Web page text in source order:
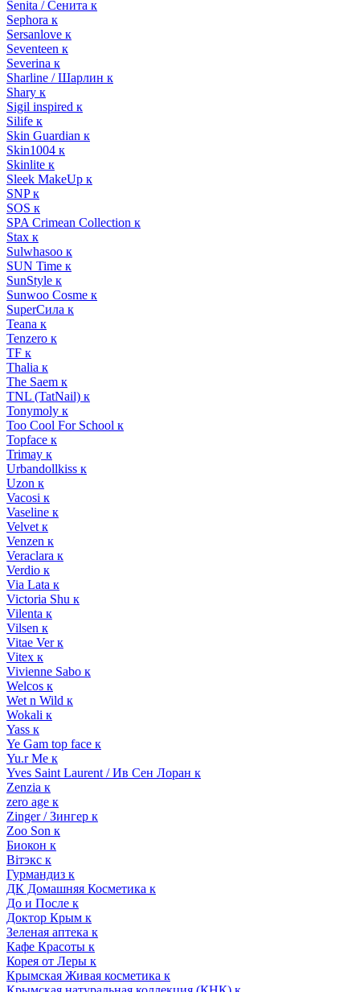
Senita / Сенита к
Sephora к
Sersanlove к
Seventeen к
Severina к
Sharline / Шарлин к
Shary к
Sigil inspired к
Silife к
Skin Guardian к
Skin1004 к
Skinlite к
Sleek MakeUp к
SNP к
SOS к
SPA Crimean Collection к
Stax к
Sulwhasoo к
SUN Time к
SunStyle к
Sunwoo Cosme к
SuperСила к
Teana к
Tenzero к
TF к
Thalia к
The Saem к
TNL (TatNail) к
Tonymoly к
Too Cool For School к
Topface к
Trimay к
Urbandollkiss к
Uzon к
Vacosi к
Vaseline к
Velvet к
Venzen к
Veraclara к
Verdio к
Via Lata к
Victoria Shu к
Vilenta к
Vilsen к
Vitae Ver к
Vitex к
Vivienne Sabo к
Welcos к
Wet n Wild к
Wokali к
Yass к
Ye Gam top face к
Yu.r Me к
Yves Saint Laurent / Ив Сен Лоран к
Zenzia к
zero age к
Zinger / Зингер к
Zoo Son к
Биокон к
Вiтэкс к
Гурмандиз к
ДК Домашняя Косметика к
До и После к
Доктор Крым к
Зеленая аптека к
Кафе Красоты к
Корея от Леры к
Крымская Живая косметика к